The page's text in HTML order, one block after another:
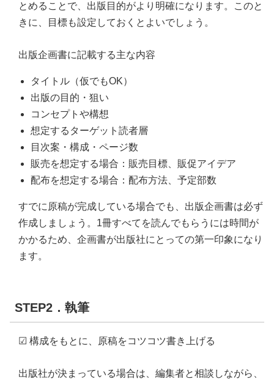
とめることで、出版目的がより明確になります。このと
きに、目標も設定しておくとよいでしょう。
出版企画書に記載する主な内容
タイトル（仮でもOK）
出版の目的・狙い
コンセプトや構想
想定するターゲット読者層
目次案・構成・ページ数
販売を想定する場合：販売目標、販促アイデア
配布を想定する場合：配布方法、予定部数
すでに原稿が完成している場合でも、出版企画書は必ず
作成しましょう。1冊すべてを読んでもらうには時間が
かかるため、企画書が出版社にとっての第一印象になり
ます。
STEP2．執筆
☑ 構成をもとに、原稿をコツコツ書き上げる
出版社が決まっている場合は、編集者と相談しながら、